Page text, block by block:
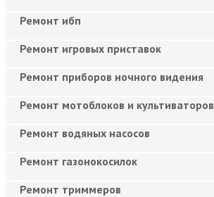
Ремонт ибп
Ремонт игровых приставок
Ремонт приборов ночного видения
Ремонт мотоблоков и культиваторов
Ремонт водяных насосов
Ремонт газонокосилок
Ремонт триммеров